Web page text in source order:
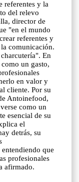
referentes y la
del relevo
director de
"en el mundo
referentes y
comunicación.
En
un gasto,
en valor y
cliente. Por su
Antoinefood,
como un
esencial de su
el
detrás, su
que
profesionales
afirmado.